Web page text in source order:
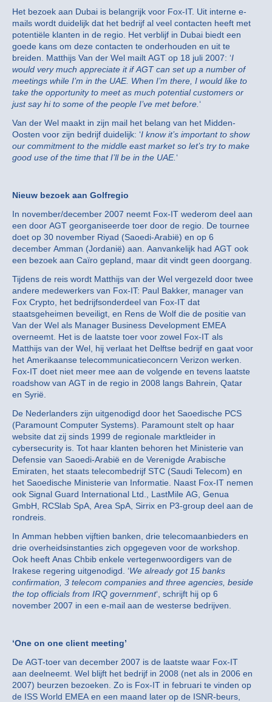
Het bezoek aan Dubai is belangrijk voor Fox-IT. Uit interne e-
mails wordt duidelijk dat het bedrijf al veel contacten heeft met
potentiële klanten in de regio. Het verblijf in Dubai biedt een
goede kans om deze contacten te onderhouden en uit te
breiden. Matthijs Van der Wel mailt AGT op 18 juli 2007: ‘I
would very much appreciate it if AGT can set up a number of
meetings while I’m in the UAE. When I’m there, I would like to
take the opportunity to meet as much potential customers or
just say hi to some of the people I’ve met before. ‘
Van der Wel maakt in zijn mail het belang van het Midden-
Oosten voor zijn bedrijf duidelijk: ‘I know it’s important to show
our commitment to the middle east market so let’s try to make
good use of the time that I’ll be in the UAE. ‘
Nieuw bezoek aan Golfregio
In november/december 2007 neemt Fox-IT wederom deel aan
een door AGT georganiseerde toer door de regio. De tournee
doet op 30 november Riyad (Saoedi-Arabië) en op 6
december Amman (Jordanië) aan. Aanvankelijk had AGT ook
een bezoek aan Caïro gepland, maar dit vindt geen doorgang.
Tijdens de reis wordt Matthijs van der Wel vergezeld door twee
andere medewerkers van Fox-IT: Paul Bakker, manager van
Fox Crypto, het bedrijfsonderdeel van Fox-IT dat
staatsgeheimen beveiligt, en Rens de Wolf die de positie van
Van der Wel als Manager Business Development EMEA
overneemt. Het is de laatste toer voor zowel Fox-IT als
Matthijs van der Wel, hij verlaat het Delftse bedrijf en gaat voor
het Amerikaanse telecommunicatieconcern Verizon werken.
Fox-IT doet niet meer mee aan de volgende en tevens laatste
roadshow van AGT in de regio in 2008 langs Bahrein, Qatar
en Syrië.
De Nederlanders zijn uitgenodigd door het Saoedische PCS
(Paramount Computer Systems). Paramount stelt op haar
website dat zij sinds 1999 de regionale marktleider in
cybersecurity is. Tot haar klanten behoren het Ministerie van
Defensie van Saoedi-Arabië en de Verenigde Arabische
Emiraten, het staats telecombedrijf STC (Saudi Telecom) en
het Saoedische Ministerie van Informatie. Naast Fox-IT nemen
ook Signal Guard International Ltd., LastMile AG, Genua
GmbH, RCSlab SpA, Area SpA, Sirrix en P3-group deel aan de
rondreis.
In Amman hebben vijftien banken, drie telecomaanbieders en
drie overheidsinstanties zich opgegeven voor de workshop.
Ook heeft Anas Chbib enkele vertegenwoordigers van de
Irakese regering uitgenodigd. ‘We already got 15 banks
confirmation, 3 telecom companies and three agencies, beside
the top officials from IRQ government‘, schrijft hij op 6
november 2007 in een e-mail aan de westerse bedrijven.
‘One on one client meeting’
De AGT-toer van december 2007 is de laatste waar Fox-IT
aan deelneemt. Wel blijft het bedrijf in 2008 (net als in 2006 en
2007) beurzen bezoeken. Zo is Fox-IT in februari te vinden op
de ISS World EMEA en een maand later op de ISNR-beurs,